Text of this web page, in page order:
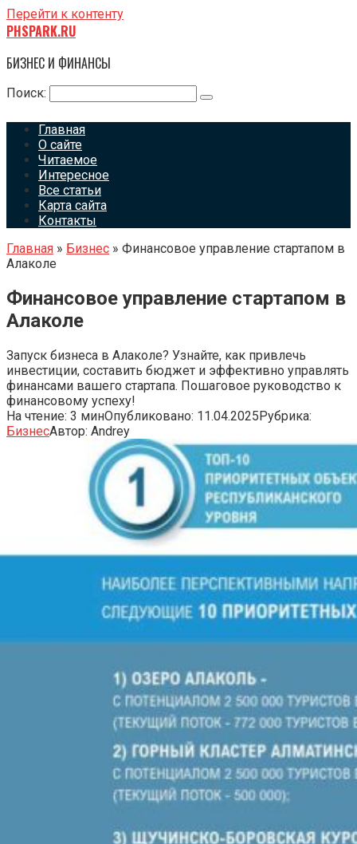
Перейти к контенту
PHSPARK.RU
БИЗНЕС И ФИНАНСЫ
Поиск:
Главная
О сайте
Читаемое
Интересное
Все статьи
Карта сайта
Контакты
Главная » Бизнес » Финансовое управление стартапом в
Алаколе
Финансовое управление стартапом в
Алаколе
Запуск бизнеса в Алаколе? Узнайте, как привлечь
инвестиции, составить бюджет и эффективно управлять
финансами вашего стартапа. Пошаговое руководство к
финансовому успеху!
На чтение: 3 минОпубликовано: 11.04.2025Рубрика:
БизнесАвтор: Andrey